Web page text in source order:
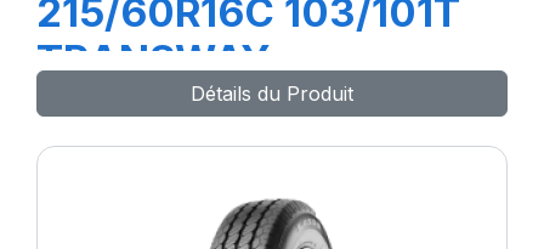
215/60R16C 103/101T
TRANSWAY
Détails du Produit